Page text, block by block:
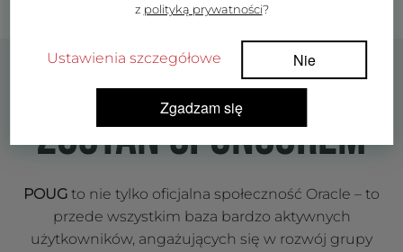
ZOSTAŃ SPONSOREM
POUG to nie tylko oficjalna społeczność Oracle – to
przede wszystkim baza bardzo aktywnych
użytkowników, angażujących się w rozwój grupy
z polityką prywatności?
Ustawienia szczegółowe Nie
Zgadzam się